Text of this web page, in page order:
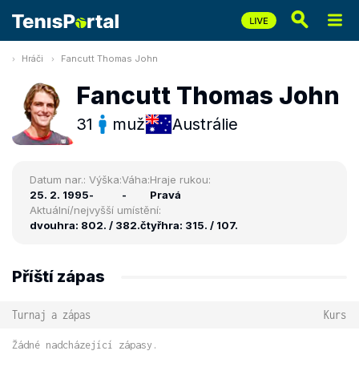
Hráči Fancutt Thomas John
Fancutt Thomas John
31 muž Austrálie
Datum nar.:
25. 2. 1995
Výška:
-
Váha:
-
Hraje rukou:
Pravá
Aktuální/nejvyšší umístění:
dvouhra: 802. / 382.čtyřhra: 315. / 107.
Příští zápas
Turnaj a zápas Kurs
Žádné nadcházející zápasy.